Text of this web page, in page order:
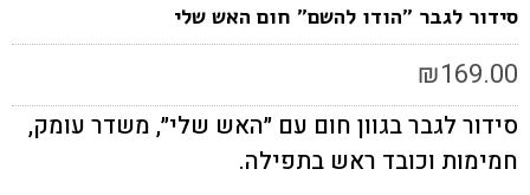
סידור לגבר "הודו להשם" חום האש שלי
₪169.00
סידור לגבר בגוון חום עם ״האש שלי״, משדר עומק,
חמימות וכובד ראש בתפילה.